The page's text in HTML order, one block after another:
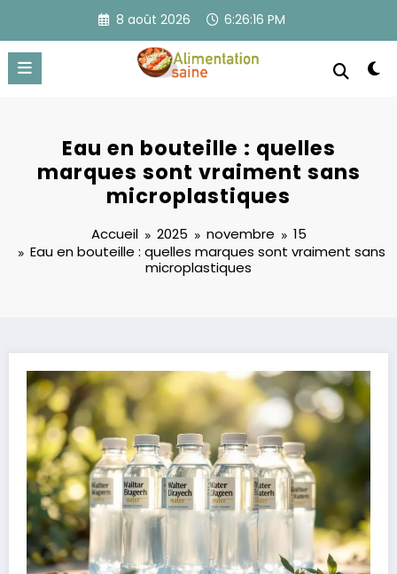
contenu
8 août 2026 6:26:17 PM
Eau en bouteille : quelles
marques sont vraiment sans
microplastiques
Accueil 2025 novembre
15
Eau en bouteille : quelles marques sont vraiment sans
microplastiques